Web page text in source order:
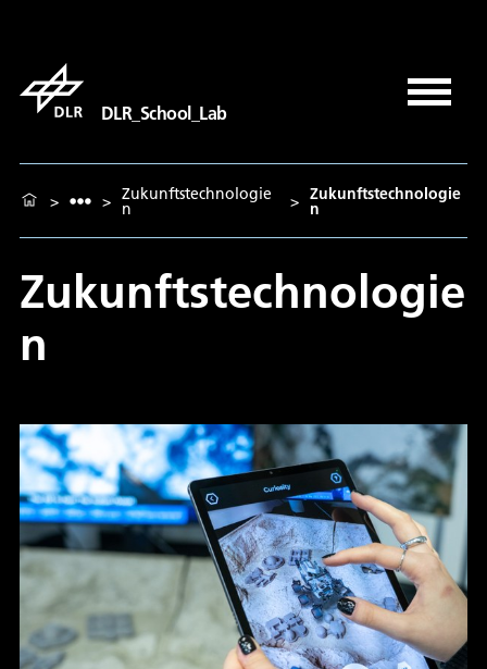
DLR_School_Lab
> > Zukunftstechnologie
n > Zukunftstechnologie
n
Zukunftstechnologie
n